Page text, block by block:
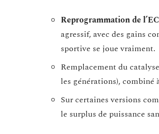
Reprogrammation de
agressif, avec des gains
sportive se joue vraiment.
Remplacement du
les générations),
Sur certaines versions
le surplus de puissance